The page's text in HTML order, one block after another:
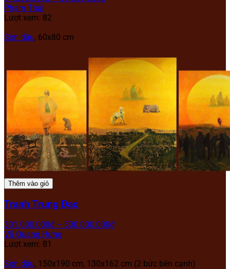
Phạm Thái
Lượt xem: 82
Sơn dầu, 60x80 cm
Thêm vào giỏ
Tranh Trung Đạo
301.000.000₫ – 500.000.000₫
Vũ Quang Hưng
Lượt xem: 81
Sơn dầu, 150x190 cm, 130x162 cm (2 bức bên cạnh)